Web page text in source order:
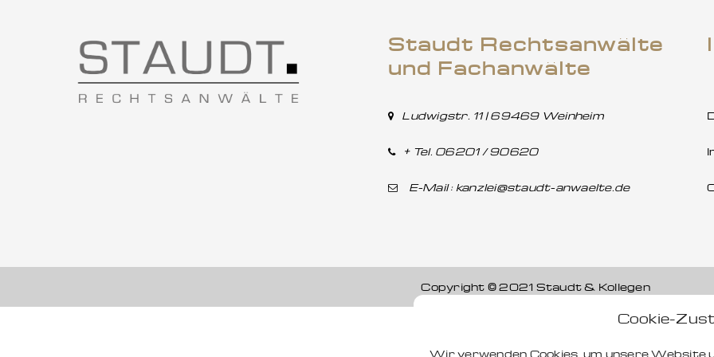
Cookie-
Wir verwenden Cookies, um unsere Website
Staudt Rechtsanwälte
und Fachanwälte
Ludwigstr. 11 | 69469 Weinheim
+ Tel. 06201 / 90620
E-Mail : kanzlei@staudt-anwaelte.de
Copyright © 2021 Staudt & Kollegen